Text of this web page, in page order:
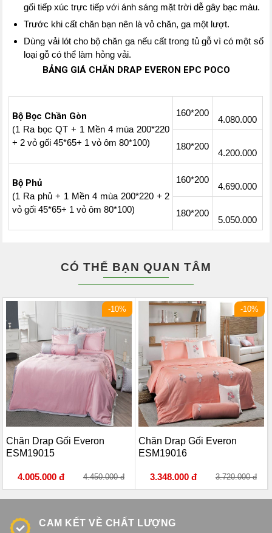
gối tiếp xúc trực tiếp với ánh sáng mặt trời dễ gây bạc màu.
Trước khi cất chăn bạn nên là vỏ chăn, ga một lượt.
Dùng vải lót cho bộ chăn ga nếu cất trong tủ gỗ vì có một số
loại gỗ có thể làm hỏng vải.
BẢNG GIÁ CHĂN DRAP EVERON EPC POCO
Bộ Bọc Chần Gòn
(1 Ra bọc QT + 1 Mền 4 mùa 200*220
+ 2 vỏ gối 45*65+ 1 vỏ ôm 80*100)
160*200
4.080.000
180*200
4.200.000
Bộ Phủ
(1 Ra phủ + 1 Mền 4 mùa 200*220 + 2
vỏ gối 45*65+ 1 vỏ ôm 80*100)
160*200
4.690.000
180*200
5.050.000
CÓ THỂ BẠN QUAN TÂM
-10%
Chăn Drap Gối Everon
ESM19015
4.005.000 đ 4.450.000 đ
-10%
Chăn Drap Gối Everon
ESM19016
3.348.000 đ 3.720.000 đ
CAM KẾT VỀ CHẤT LƯỢNG